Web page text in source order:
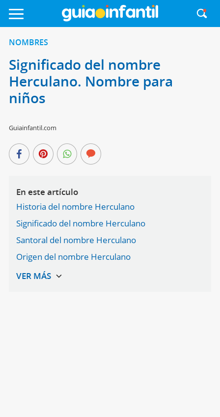
NOMBRES
Significado del nombre
Herculano. Nombre para
niños
Guiainfantil.com
En este artículo
Historia del nombre Herculano
Significado del nombre Herculano
Santoral del nombre Herculano
Origen del nombre Herculano